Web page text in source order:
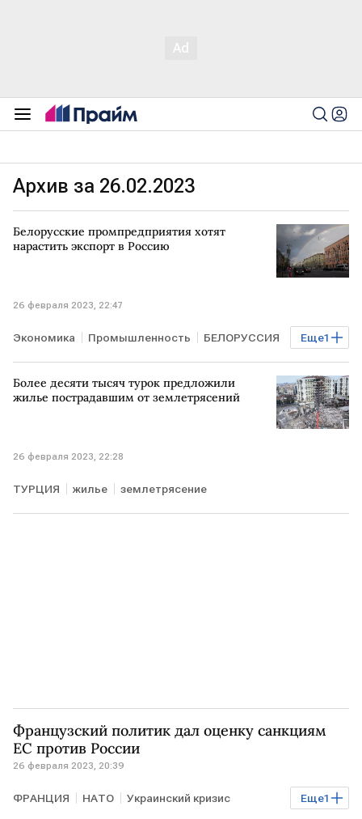
Архив за 26.02.2023
Белорусские промпредприятия хотят
нарастить экспорт в Россию
26 февраля 2023, 22:47
Еще1
Экономика Промышленность БЕЛОРУССИЯ
экспорт
Более десяти тысяч турок предложили
жилье пострадавшим от землетрясений
26 февраля 2023, 22:28
ТУРЦИЯ жилье землетрясение
Французский политик дал оценку санкциям
ЕС против России
26 февраля 2023, 20:39
Еще1
ФРАНЦИЯ НАТО Украинский кризис